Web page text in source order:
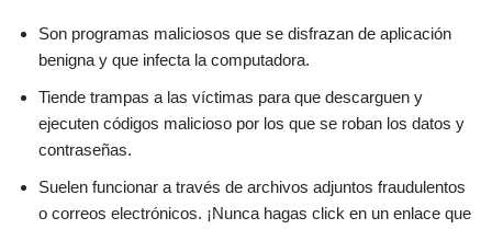
Son programas maliciosos que se disfrazan de aplicación
benigna y que infecta la computadora.
Tiende trampas a las víctimas para que descarguen y
ejecuten códigos malicioso por los que se roban los datos y
contraseñas.
Suelen funcionar a través de archivos adjuntos fraudulentos
o correos electrónicos. ¡Nunca hagas click en un enlace que